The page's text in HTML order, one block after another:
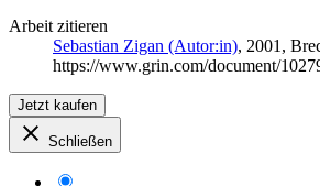
Arbeit zitieren
Sebastian Zigan (Autor:in), 2001,
https://www.grin.com/document/
Jetzt kaufen
Schließen